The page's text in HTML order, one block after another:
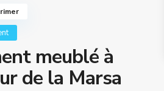
meublé à
de la Marsa